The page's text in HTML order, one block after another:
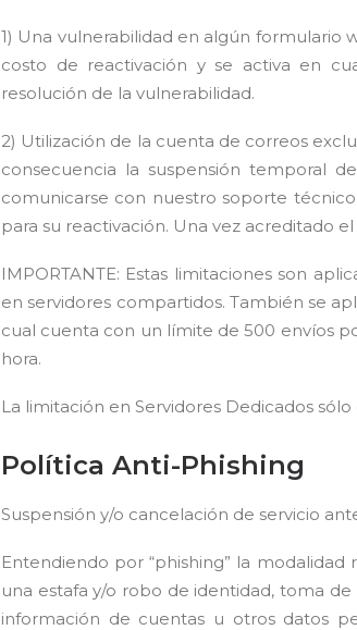
1) Una vulnerabilidad en algún formulario
costo de reactivación y se activa en
resolución de la vulnerabilidad.
2) Utilización de la cuenta de correos
consecuencia la suspensión temporal
comunicarse con nuestro soporte
para su reactivación. Una vez acreditado
IMPORTANTE: Estas limitaciones son
en servidores compartidos. También se
cual cuenta con un límite de 500 envíos
hora.
La limitación en Servidores Dedicados
Política Anti-Phishing
Suspensión y/o cancelación de servicio
Entendiendo por “phishing” la
una estafa y/o robo de identidad, toma
información de cuentas u otros datos